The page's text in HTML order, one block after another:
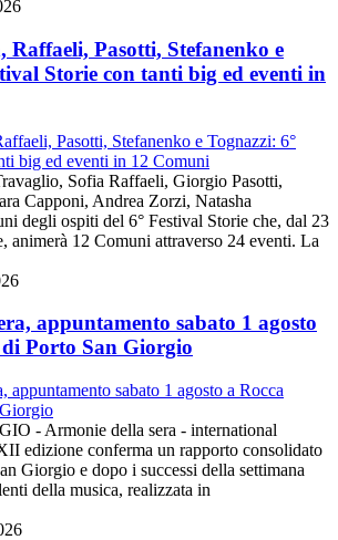
Pasotti, Stefanenko e
Storie con tanti big ed eventi in
Sofia Raffaeli, Giorgio Pasotti,
Capponi, Andrea Zorzi, Natasha
degli ospiti del 6° Festival Storie che, dal 23
animerà 12 Comuni attraverso 24 eventi. La
appuntamento sabato 1 agosto
Porto San Giorgio
- Armonie della sera - international
edizione conferma un rapporto consolidato
Giorgio e dopo i successi della settimana
della musica, realizzata in